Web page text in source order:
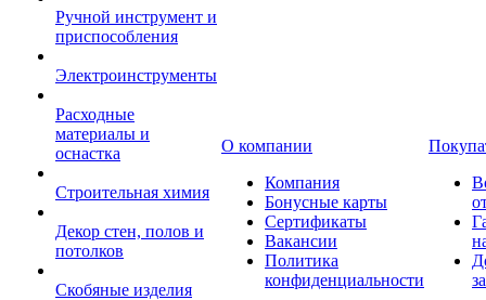
Ручной инструмент и
приспособления
Электроинструменты
Расходные
материалы и
оснастка
Строительная химия
Декор стен, полов и
потолков
Скобяные изделия
О компании
Компания
Бонусные карты
Сертификаты
Вакансии
Политика
конфиденциальности